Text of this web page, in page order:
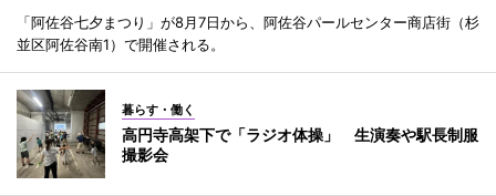
「阿佐谷七夕まつり」が8月7日から、阿佐谷パールセンター商店街（杉
並区阿佐谷南1）で開催される。
暮らす・働く
高円寺高架下で「ラジオ体操」 生演奏や駅長制服
撮影会